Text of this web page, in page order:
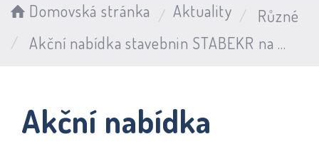
Domovská stránka Aktuality
Různé
Akční nabídka stavebnin STABEKR na měsíc únor
Akční nabídka